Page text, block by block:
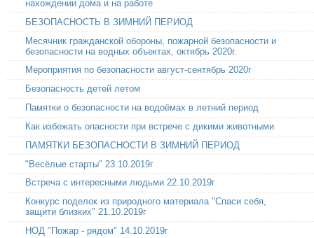
нахождении дома и на работе
БЕЗОПАСНОСТЬ В ЗИМНИЙ ПЕРИОД
Месячник гражданской обороны, пожарной безопасности и
безопасности на водных объектах, октябрь 2020г.
Мероприятия по безопасности август-сентябрь 2020г
Безопасность детей летом
Памятки о безопасности на водоёмах в летний период
Как избежать опасности при встрече с дикими животными
ПАМЯТКИ БЕЗОПАСНОСТИ В ЗИМНИЙ ПЕРИОД
"Весёлые старты" 23.10.2019г
Встреча с интересными людьми 22.10.2019г
Конкурс поделок из природного материала "Спаси себя,
защити близких" 21.10.2019г
НОД "Пожар - рядом" 14.10.2019г